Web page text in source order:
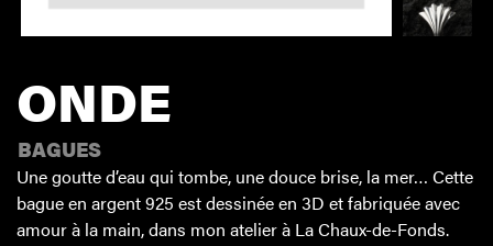
ONDE
BAGUES
Une goutte d’eau qui tombe, une douce brise, la mer… Cette
bague en argent 925 est dessinée en 3D et fabriquée avec
amour à la main, dans mon atelier à La Chaux-de-Fonds.